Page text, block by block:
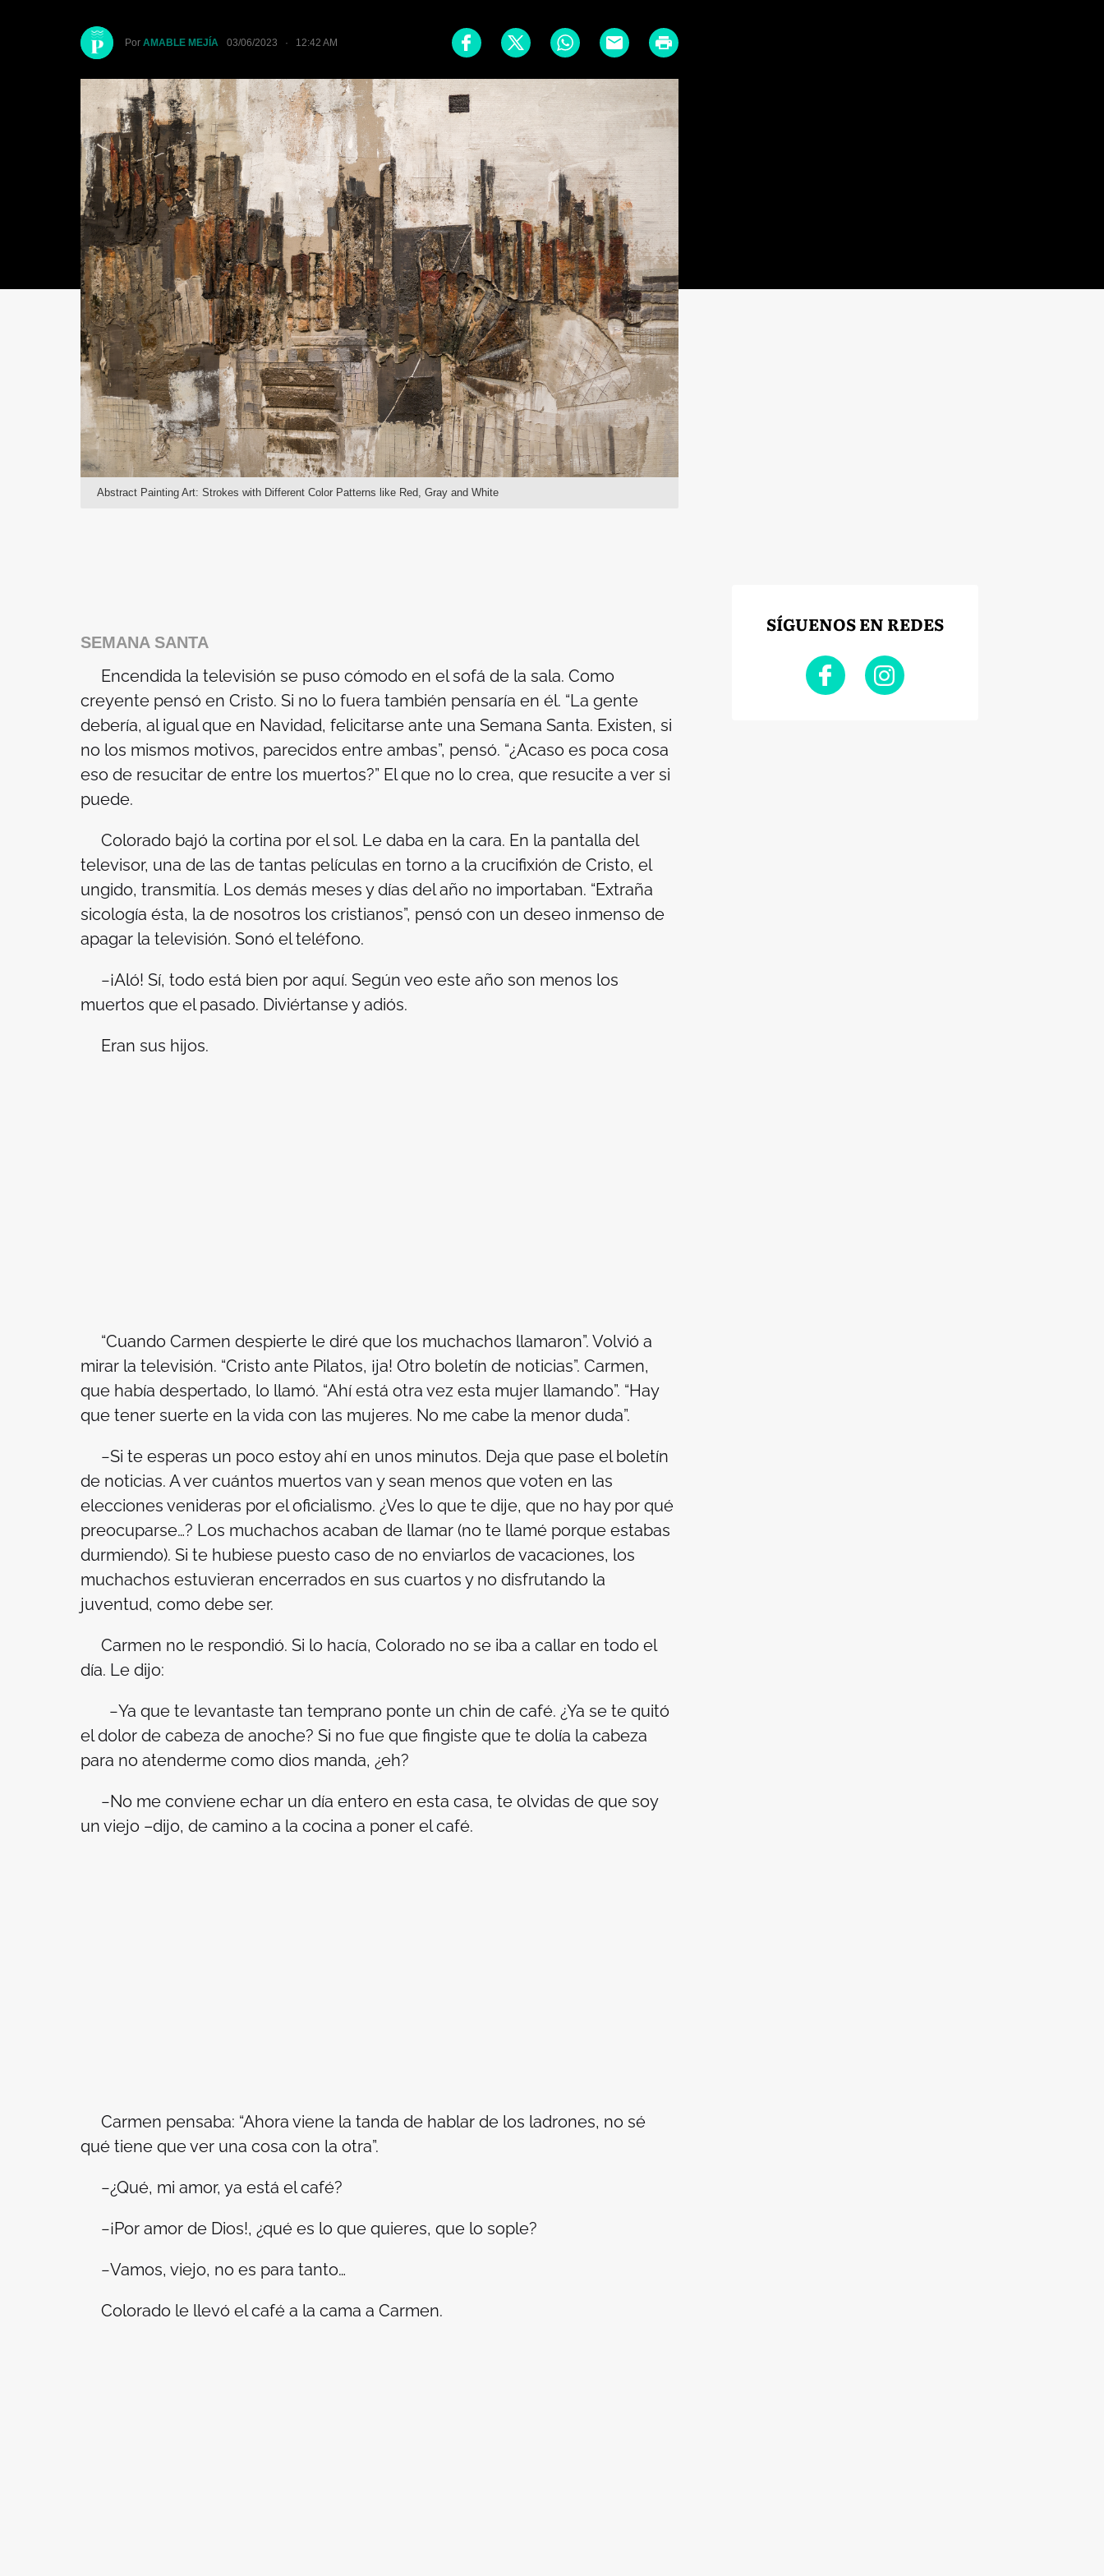
Por AMABLE MEJÍA 03/06/2023 · 12:42 AM
Abstract Painting Art: Strokes with Different Color Patterns like Red, Gray and White
SEMANA SANTA
Encendida la televisión se puso cómodo en el sofá de la sala. Como
creyente pensó en Cristo. Si no lo fuera también pensaría en él. “La gente
debería, al igual que en Navidad, felicitarse ante una Semana Santa. Existen, si
no los mismos motivos, parecidos entre ambas”, pensó. “¿Acaso es poca cosa
eso de resucitar de entre los muertos?” El que no lo crea, que resucite a ver si
puede.
Colorado bajó la cortina por el sol. Le daba en la cara. En la pantalla del
televisor, una de las de tantas películas en torno a la crucifixión de Cristo, el
ungido, transmitía. Los demás meses y días del año no importaban. “Extraña
sicología ésta, la de nosotros los cristianos”, pensó con un deseo inmenso de
apagar la televisión. Sonó el teléfono.
−¡Aló! Sí, todo está bien por aquí. Según veo este año son menos los
muertos que el pasado. Diviértanse y adiós.
Eran sus hijos.
“Cuando Carmen despierte le diré que los muchachos llamaron”. Volvió a
mirar la televisión. “Cristo ante Pilatos, ¡ja! Otro boletín de noticias”. Carmen,
que había despertado, lo llamó. “Ahí está otra vez esta mujer llamando”. “Hay
que tener suerte en la vida con las mujeres. No me cabe la menor duda”.
−Si te esperas un poco estoy ahí en unos minutos. Deja que pase el boletín
de noticias. A ver cuántos muertos van y sean menos que voten en las
elecciones venideras por el oficialismo. ¿Ves lo que te dije, que no hay por qué
preocuparse…? Los muchachos acaban de llamar (no te llamé porque estabas
durmiendo). Si te hubiese puesto caso de no enviarlos de vacaciones, los
muchachos estuvieran encerrados en sus cuartos y no disfrutando la
juventud, como debe ser.
Carmen no le respondió. Si lo hacía, Colorado no se iba a callar en todo el
día. Le dijo:
−Ya que te levantaste tan temprano ponte un chin de café. ¿Ya se te quitó
el dolor de cabeza de anoche? Si no fue que fingiste que te dolía la cabeza
para no atenderme como dios manda, ¿eh?
−No me conviene echar un día entero en esta casa, te olvidas de que soy
un viejo –dijo, de camino a la cocina a poner el café.
Carmen pensaba: “Ahora viene la tanda de hablar de los ladrones, no sé
qué tiene que ver una cosa con la otra”.
−¿Qué, mi amor, ya está el café?
−¡Por amor de Dios!, ¿qué es lo que quieres, que lo sople?
−Vamos, viejo, no es para tanto…
Colorado le llevó el café a la cama a Carmen.
SÍGUENOS EN REDES